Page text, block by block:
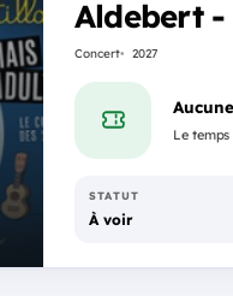
Aldebert -
Concert 2027
Le
STATUT
À voir